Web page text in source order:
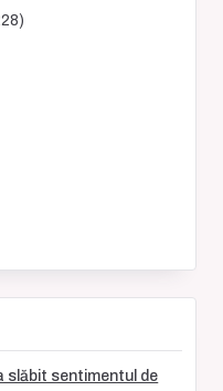
slăbit sentimentul de